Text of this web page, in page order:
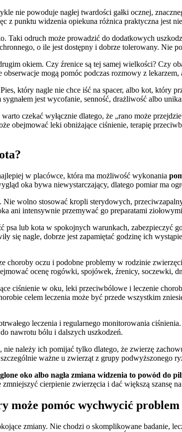
nie powoduje nagłej twardości gałki ocznej,
z punktu widzenia opiekuna różnica praktyczna jest
Taki odruch może prowadzić do dodatkowych
o ile jest dostępny i dobrze tolerowany. Nie
okiem. Czy źrenice są tej samej wielkości? Czy
mogą pomóc podczas rozmowy z
który nagle nie chce iść na spacer, albo kot, który
jest wycofanie, senność, drażliwość albo
czekać wyłącznie dlatego, że „rano może
obejmować leki obniżające ciśnienie, terapię
w placówce, która ma możliwość wykonania
oka bywa niewystarczający, dlatego pomiar ma
wolno stosować kropli sterydowych,
ani intensywnie przemywać go preparatami
lub kota w spokojnych warunkach, zabezpieczyć
się nagle, dobrze jest zapamiętać godzinę ich
choroby oczu i podobne problemy w rodzinie
ocenę rogówki, spojówek, źrenicy, soczewki,
ciśnienie w oku, leki przeciwbólowe i leczenie
celem leczenia może być przede wszystkim
leczenia i regularnego monitorowania
nawrotu bólu i dalszych uszkodzeń.
należy ich pomijać tylko dlatego, że zwierzę
ważne u zwierząt z grupy podwyższonego
oko albo nagła zmiana widzenia to powód do
cierpienie zwierzęcia i dać większą szansę
może pomóc wychwycić problem
zmiany. Nie chodzi o skomplikowane badanie,